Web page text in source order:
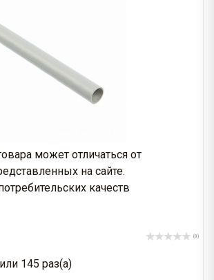
может отличаться от
на сайте.
качеств
(0)
145 раз(a)